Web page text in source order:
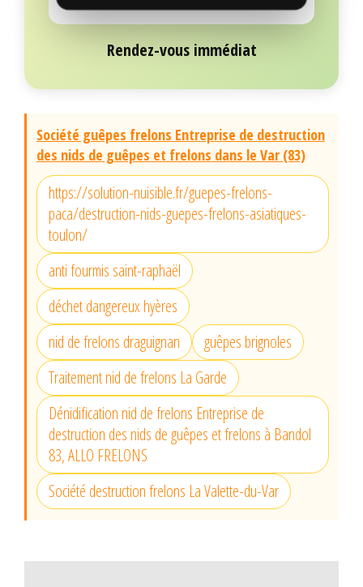
Rendez-vous immédiat
Société guêpes frelons Entreprise de destruction
des nids de guêpes et frelons dans le Var (83)
https://solution-nuisible.fr/guepes-frelons-
paca/destruction-nids-guepes-frelons-asiatiques-
toulon/
anti fourmis saint-raphaël
déchet dangereux hyères
nid de frelons draguignan
guêpes brignoles
Traitement nid de frelons La Garde
Dénidification nid de frelons Entreprise de
destruction des nids de guêpes et frelons à Bandol
83, ALLO FRELONS
Société destruction frelons La Valette-du-Var